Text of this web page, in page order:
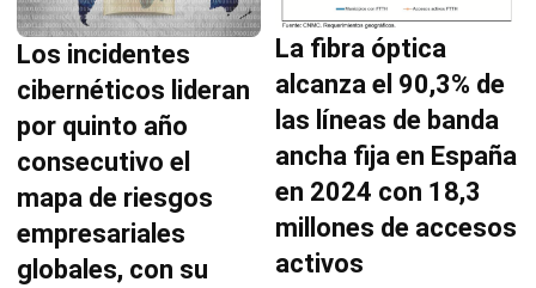
Los incidentes
cibernéticos lideran
por quinto año
consecutivo el
mapa de riesgos
empresariales
globales, con su
La fibra óptica
alcanza el 90,3% de
las líneas de banda
ancha fija en España
en 2024 con 18,3
millones de accesos
activos